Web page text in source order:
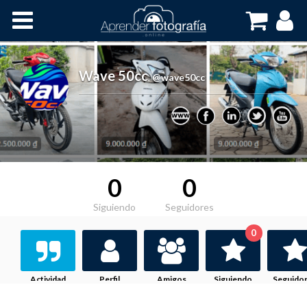
Cursos OnLine
Wave 50cc,@wave50cc
0
Siguiendo
0
Seguidores
Actividad Perfil Amigos Siguiendo
0